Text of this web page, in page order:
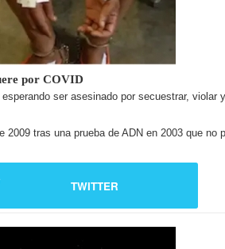
por COVID
ser asesinado por secuestrar, violar
tras una prueba de ADN en 2003 que no
TWITTER